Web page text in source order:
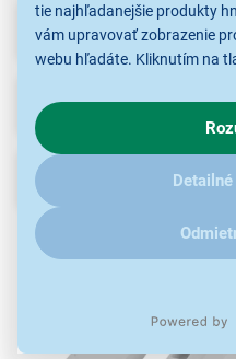
tie najhľadanejšie produkty
vám upravovať zobrazenie
webu hľadáte. Kliknutím na
o chovaní na webe pre
V prípade že vás zaujímajú
ďalšími údaji pracujeme,
Na